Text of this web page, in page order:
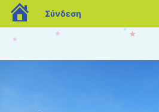
blogs.sch.gr
Σύνδεση